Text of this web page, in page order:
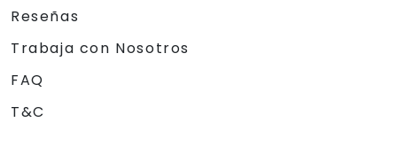
Reseñas
Trabaja con Nosotros
FAQ
T&C